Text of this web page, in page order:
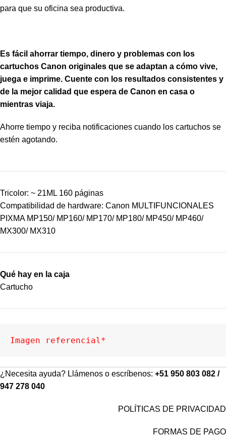
para que su oficina sea productiva.
Es fácil ahorrar tiempo, dinero y problemas con los
cartuchos Canon originales que se adaptan a cómo vive,
juega e imprime. Cuente con los resultados consistentes y
de la mejor calidad que espera de Canon en casa o
mientras viaja.
Ahorre tiempo y reciba notificaciones cuando los cartuchos se
estén agotando.
Tricolor: ~ 21ML 160 páginas
Compatibilidad de hardware: Canon MULTIFUNCIONALES
PIXMA MP150/ MP160/ MP170/ MP180/ MP450/ MP460/
MX300/ MX310
Qué hay en la caja
Cartucho
Imagen referencial*
¿Necesita ayuda? Llámenos o escríbenos: +51 950 803 082 /
947 278 040
POLÍTICAS DE PRIVACIDAD
FORMAS DE PAGO